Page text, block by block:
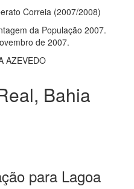
Correia (2007/2008)
da População 2007.
de 2007.
AZEVEDO
Bahia
para Lagoa